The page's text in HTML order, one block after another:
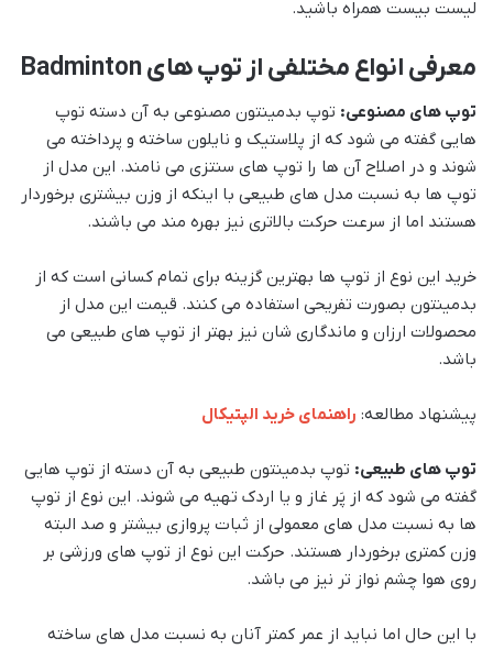
لیست بیست همراه باشید.
معرفی انواع مختلفی از توپ های Badminton
توپ های مصنوعی: توپ بدمینتون مصنوعی به آن دسته توپ
هایی گفته می شود که از پلاستیک و نایلون ساخته و پرداخته می
شوند و در اصلاح آن ها را توپ های سنتزی می نامند. این مدل از
توپ ها به نسبت مدل های طبیعی با اینکه از وزن بیشتری برخوردار
هستند اما از سرعت حرکت بالاتری نیز بهره مند می باشند.
خرید این نوع از توپ ها بهترین گزینه برای تمام کسانی است که از
بدمینتون بصورت تفریحی استفاده می کنند. قیمت این مدل از
محصولات ارزان و ماندگاری شان نیز بهتر از توپ های طبیعی می
باشد.
پیشنهاد مطالعه: راهنمای خرید الپتیکال
توپ های طبیعی: توپ بدمینتون طبیعی به آن دسته از توپ هایی
گفته می شود که از پَر غاز و یا اردک تهیه می شوند. این نوع از توپ
ها به نسبت مدل های معمولی از ثبات پروازی بیشتر و صد البته
وزن کمتری برخوردار هستند. حرکت این نوع از توپ های ورزشی بر
روی هوا چشم نواز تر نیز می باشد.
با این حال اما نباید از عمر کمتر آنان به نسبت مدل های ساخته